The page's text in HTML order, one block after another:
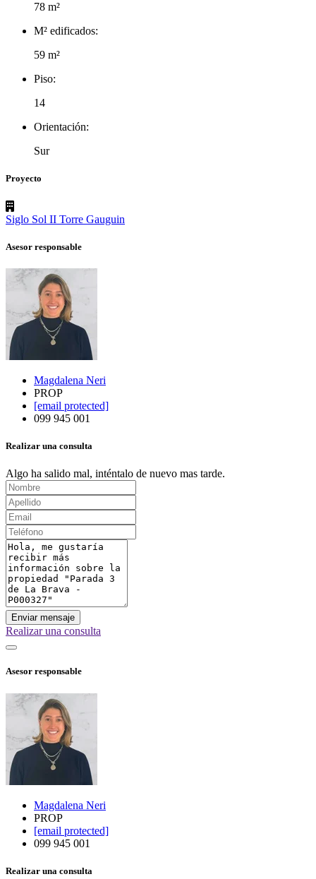
78 m²
M² edificados:
59 m²
Piso:
14
Orientación:
Sur
Proyecto
Siglo Sol II Torre Gauguin
Asesor responsable
Magdalena Neri
PROP
[email protected]
099 945 001
Realizar una consulta
Algo ha salido mal, inténtalo de nuevo mas tarde.
Enviar mensaje
Realizar una consulta
Asesor responsable
Magdalena Neri
PROP
[email protected]
099 945 001
Realizar una consulta